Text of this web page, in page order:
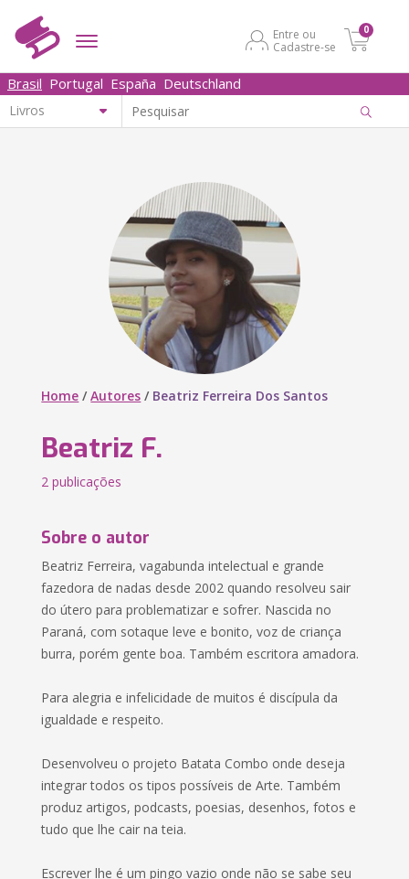
Entre ou
Cadastre-se
0
Brasil Portugal España Deutschland
Home /Autores / Beatriz Ferreira Dos Santos
Beatriz F.
2 publicações
Sobre o autor
Beatriz Ferreira, vagabunda intelectual e grande
fazedora de nadas desde 2002 quando resolveu sair
do útero para problematizar e sofrer. Nascida no
Paraná, com sotaque leve e bonito, voz de criança
burra, porém gente boa. Também escritora amadora.
Para alegria e infelicidade de muitos é discípula da
igualdade e respeito.
Desenvolveu o projeto Batata Combo onde deseja
integrar todos os tipos possíveis de Arte. Também
produz artigos, podcasts, poesias, desenhos, fotos e
tudo que lhe cair na teia.
Escrever lhe é um pingo vazio onde não se sabe seu